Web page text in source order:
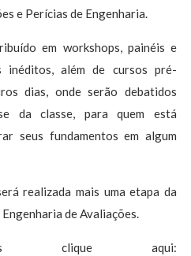
e Perícias de Engenharia.
em workshops, painéis e
inéditos, além de cursos pré-
dias, onde serão debatidos
da classe, para quem está
seus fundamentos em algum
realizada mais uma etapa da
de Avaliações.
clique aqui: